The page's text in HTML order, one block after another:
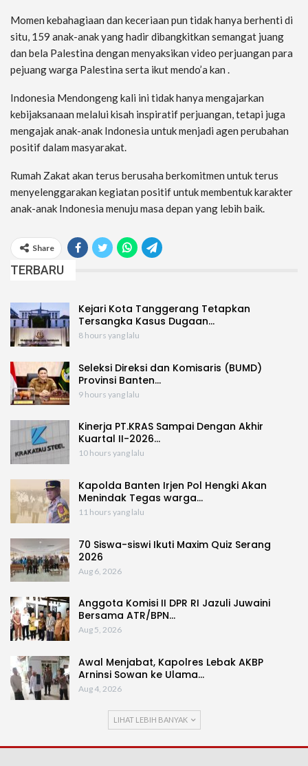
Momen kebahagiaan dan keceriaan pun tidak hanya berhenti di
situ, 159 anak-anak yang hadir dibangkitkan semangat juang
dan bela Palestina dengan menyaksikan video perjuangan para
pejuang warga Palestina serta ikut mendo’a kan .
Indonesia Mendongeng kali ini tidak hanya mengajarkan
kebijaksanaan melalui kisah inspiratif perjuangan, tetapi juga
mengajak anak-anak Indonesia untuk menjadi agen perubahan
positif dalam masyarakat.
Rumah Zakat akan terus berusaha berkomitmen untuk terus
menyelenggarakan kegiatan positif untuk membentuk karakter
anak-anak Indonesia menuju masa depan yang lebih baik.
Share
TERBARU
Kejari Kota Tanggerang Tetapkan
Tersangka Kasus Dugaan…
8 hours yang lalu
Seleksi Direksi dan Komisaris (BUMD)
Provinsi Banten…
9 hours yang lalu
Kinerja PT.KRAS Sampai Dengan Akhir
Kuartal II-2026…
10 hours yang lalu
Kapolda Banten Irjen Pol Hengki Akan
Menindak Tegas warga…
11 hours yang lalu
70 Siswa-siswi Ikuti Maxim Quiz Serang
2026
Aug 6, 2026
Anggota Komisi II DPR RI Jazuli Juwaini
Bersama ATR/BPN…
Aug 5, 2026
Awal Menjabat, Kapolres Lebak AKBP
Arninsi Sowan ke Ulama…
Aug 4, 2026
LIHAT LEBIH BANYAK